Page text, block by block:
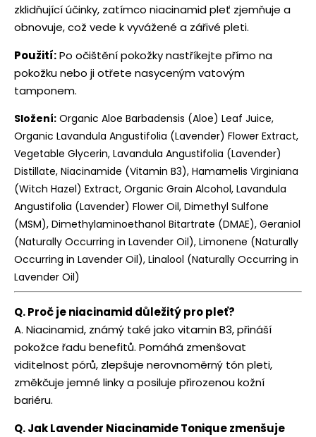
zklidňující účinky, zatímco niacinamid pleť zjemňuje a
obnovuje, což vede k vyvážené a zářivé pleti.
Použití:Po očištění pokožky nastříkejte přímo na
pokožku nebo ji otřete nasyceným vatovým
tamponem.
Složení: Organic Aloe Barbadensis (Aloe) Leaf Juice,
Organic Lavandula Angustifolia (Lavender) Flower Extract,
Vegetable Glycerin, Lavandula Angustifolia (Lavender)
Distillate, Niacinamide (Vitamin B3), Hamamelis Virginiana
(Witch Hazel) Extract, Organic Grain Alcohol, Lavandula
Angustifolia (Lavender) Flower Oil, Dimethyl Sulfone
(MSM), Dimethylaminoethanol Bitartrate (DMAE), Geraniol
(Naturally Occurring in Lavender Oil), Limonene (Naturally
Occurring in Lavender Oil), Linalool (Naturally Occurring in
Lavender Oil)
Q. Proč je niacinamid důležitý pro pleť?
A. Niacinamid, známý také jako vitamin B3, přináší
pokožce řadu benefitů. Pomáhá zmenšovat
viditelnost pórů, zlepšuje nerovnoměrný tón pleti,
změkčuje jemné linky a posiluje přirozenou kožní
bariéru.
Q. Jak Lavender Niacinamide Tonique zmenšuje